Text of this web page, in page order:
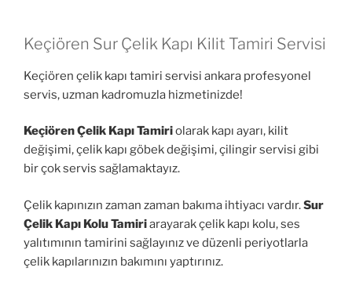
Keçiören Sur Çelik Kapı Kilit Tamiri Servisi
Keçiören çelik kapı tamiri servisi ankara profesyonel
servis, uzman kadromuzla hizmetinizde!
Keçiören Çelik Kapı Tamiriolarak kapı ayarı, kilit
değişimi, çelik kapı göbek değişimi, çilingir servisi gibi
bir çok servis sağlamaktayız.
Çelik kapınızın zaman zaman bakıma ihtiyacı vardır.Sur
Çelik Kapı Kolu Tamiriarayarak çelik kapı kolu, ses
yalıtımının tamirini sağlayınız ve düzenli periyotlarla
çelik kapılarınızın bakımını yaptırınız.